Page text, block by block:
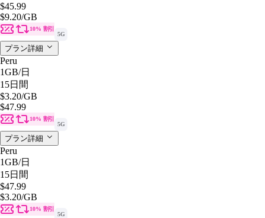
$45.99
$9.20/GB
10% 割引
5G
プラン詳細
Peru
1GB/日
15日間
$3.20/GB
$47.99
10% 割引
5G
プラン詳細
Peru
1GB/日
15日間
$47.99
$3.20/GB
10% 割引
5G